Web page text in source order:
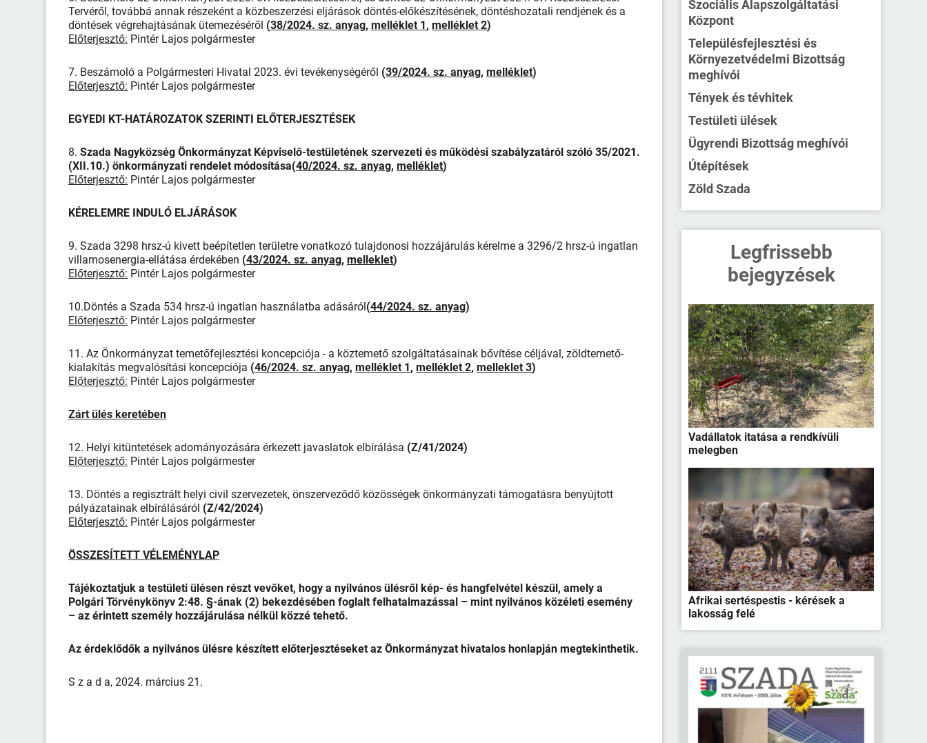
Tervéről, továbbá annak részeként a közbeszerzési eljárások döntés-előkészítésének, döntéshozatali rendjének és a
döntések végrehajtásának ütemezéséről (38/2024. sz. anyag,melléklet 1 ,melléklet 2)
Előterjesztő: Pintér Lajos polgármester
7. Beszámoló a Polgármesteri Hivatal 2023. évi tevékenységéről (39/2024. sz. anyag,melléklet)
Előterjesztő: Pintér Lajos polgármester
EGYEDI KT-HATÁROZATOK SZERINTI ELŐTERJESZTÉSEK
8.Szada Nagyközség Önkormányzat Képviselő-testületének szervezeti és működési szabályzatáról szóló 35/2021.
(XII.10.) önkormányzati rendelet módosítása(40/2024. sz. anyag,melléklet)
Előterjesztő: Pintér Lajos polgármester
KÉRELEMRE INDULÓ ELJÁRÁSOK
9. Szada 3298 hrsz-ú kivett beépítetlen területre vonatkozó tulajdonosi hozzájárulás kérelme a 3296/2 hrsz-ú ingatlan
villamosenergia-ellátása érdekében (43/2024. sz. anyag,melleklet)
Előterjesztő: Pintér Lajos polgármester
10.Döntés a Szada 534 hrsz-ú ingatlan használatba adásáról (44/2024. sz. anyag)
Előterjesztő: Pintér Lajos polgármester
11. Az Önkormányzat temetőfejlesztési koncepciója - a köztemető szolgáltatásainak bővítése céljával, zöldtemető-
kialakítás megvalósítási koncepciója (46/2024. sz. anyag,melléklet 1 ,melléklet 2,melleklet 3)
Előterjesztő: Pintér Lajos polgármester
Zárt ülés keretében
12. Helyi kitüntetések adományozására érkezett javaslatok elbírálása (Z/41/2024)
Előterjesztő: Pintér Lajos polgármester
13. Döntés a regisztrált helyi civil szervezetek, önszerveződő közösségek önkormányzati támogatásra benyújtott
pályázatainak elbírálásáról (Z/42/2024)
Előterjesztő: Pintér Lajos polgármester
ÖSSZESÍTETT VÉLEMÉNYLAP
Tájékoztatjuk a testületi ülésen részt vevőket, hogy a nyilvános ülésről kép- és hangfelvétel készül, amely a
Polgári Törvénykönyv 2:48. §-ának (2) bekezdésében foglalt felhatalmazással – mint nyilvános közéleti esemény
– az érintett személy hozzájárulása nélkül közzé tehető.
Az érdeklődők a nyilvános ülésre készített előterjesztéseket az Önkormányzat hivatalos honlapján megtekinthetik.
S z a d a, 2024. március 21.
Szociális Alapszolgáltatási
Központ
Településfejlesztési és
Környezetvédelmi Bizottság
meghívói
Tények és tévhitek
Testületi ülések
Ügyrendi Bizottság meghívói
Útépítések
Zöld Szada
Legfrissebb
bejegyzések
Vadállatok itatása a rendkívüli
melegben
Afrikai sertéspestis - kérések a
lakosság felé